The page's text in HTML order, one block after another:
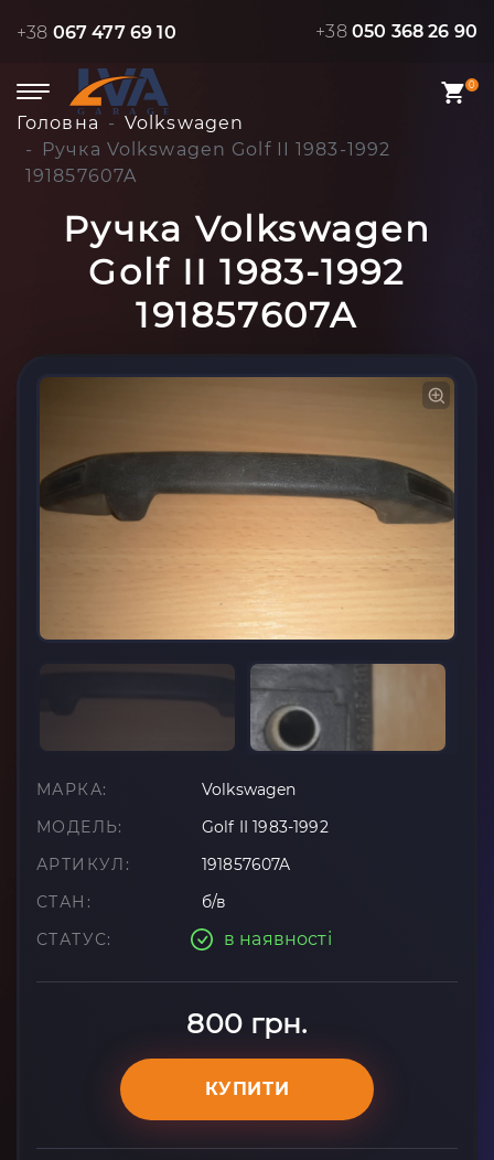
+38 067 477 69 10 +38 050 368 26 90
0
Головна
Volkswagen
Ручка Volkswagen Golf II 1983-1992
191857607A
Ручка Volkswagen
Golf II 1983-1992
191857607A
МАРКА:
Volkswagen
МОДЕЛЬ:
Golf II 1983-1992
АРТИКУЛ:
191857607A
СТАН:
б/в
СТАТУС:
в наявності
800 грн.
КУПИТИ